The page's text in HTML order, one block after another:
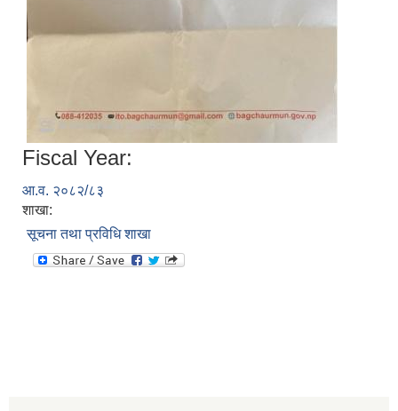
Fiscal Year:
आ.व. २०८२/८३
शाखा:
सूचना तथा प्रविधि शाखा